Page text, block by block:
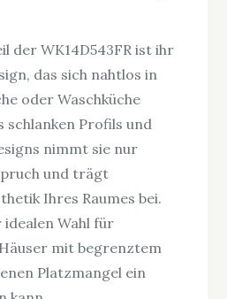
der WK14D543FR ist ihr
das sich nahtlos in
oder Waschküche
schlanken Profils und
nimmt sie nur
und trägt
Ihres Raumes bei.
idealen Wahl für
mit begrenztem
Platzmangel ein